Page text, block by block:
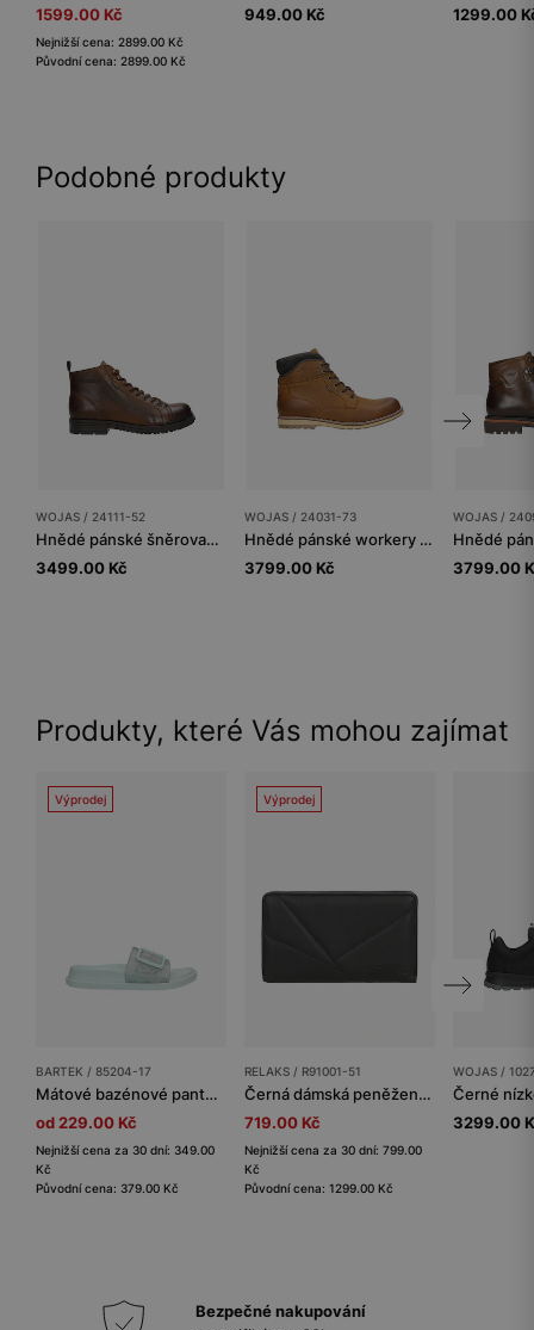
1599.00 Kč
Nejnižší cena: 2899.00 Kč
Původní cena: 2899.00 Kč
949.00 Kč 1299.00
Podobné produkty
WOJAS / 24111-52
Hnědé pánské šněrovací boty z hladké kůže
3499.00 Kč
WOJAS / 24031-73
Hnědé pánské workery s ozdobným prošívaným svrškem
3799.00 Kč
WOJAS /
3799.00
Produkty, které Vás mohou zajímat
Výprodej
BARTEK / 85204-17
Mátové bazénové pantofle pro dívky BARTEK 85204-17
od 229.00 Kč
Nejnižší cena za 30 dní: 349.00
Kč
Původní cena: 379.00 Kč
Výprodej
RELAKS / R91001-51
Černá dámská peněženka RELAKS
719.00 Kč
Nejnižší cena za 30 dní: 799.00
Kč
Původní cena: 1299.00 Kč
WOJAS /
3299.00
Bezpečné nakupování